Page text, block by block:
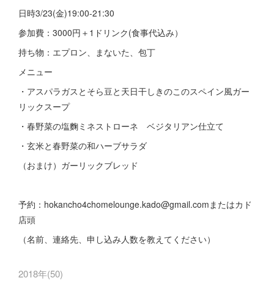
日時3/23(金)19:00-21:30
参加費：3000円＋1ドリンク(食事代込み）
持ち物：エプロン、まないた、包丁
メニュー
・アスパラガスとそら豆と天日干しきのこのスペイン風ガー
リックスープ
・春野菜の塩麴ミネストローネ ベジタリアン仕立て
・玄米と春野菜の和ハーブサラダ
（おまけ）ガーリックブレッド
予約：hokancho4chomelounge.kado@gmail.comまたはカド
店頭
（名前、連絡先、申し込み人数を教えてください）
2018年(50)